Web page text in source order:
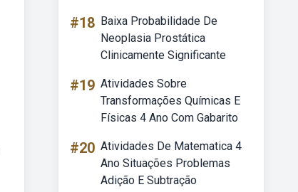
#18 Baixa Probabilidade De
Neoplasia Prostática
Clinicamente Significante
#19 Atividades Sobre
Transformações Químicas E
Físicas 4 Ano Com Gabarito
#20 Atividades De Matematica 4
Ano Situações Problemas
Adição E Subtração